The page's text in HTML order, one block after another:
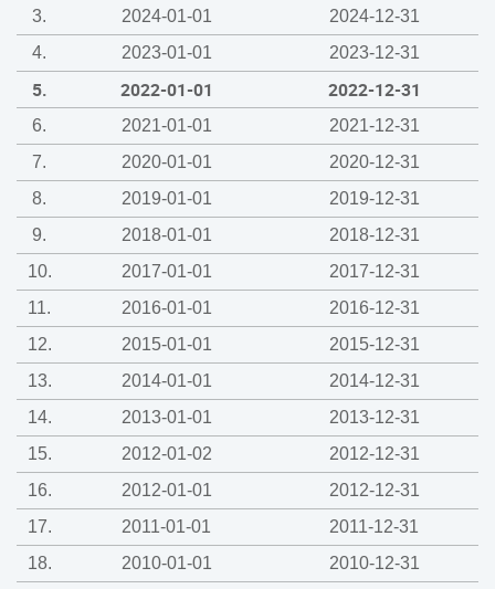
3.
2024-01-01
2024-12-31
4.
2023-01-01 2023-12-31
5. 2022-01-01 2022-12-31
6. 2021-01-01
2021-12-31
7.
2020-01-01
2020-12-31
8.
2019-01-01
2019-12-31
9.
2018-01-01
2018-12-31
10.
2017-01-01
2017-12-31
11.
2016-01-01
2016-12-31
12.
2015-01-01
2015-12-31
13.
2014-01-01
2014-12-31
14.
2013-01-01
2013-12-31
15.
2012-01-02
2012-12-31
16.
2012-01-01
2012-12-31
17.
2011-01-01
2011-12-31
18.
2010-01-01
2010-12-31